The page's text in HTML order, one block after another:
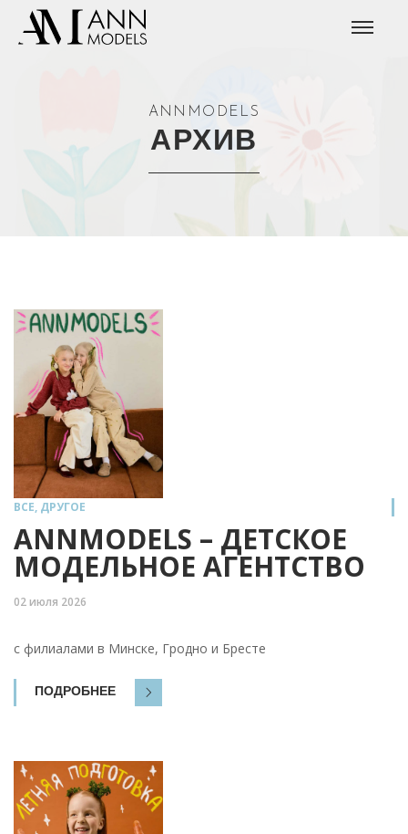
ANNMODELS
АРХИВ
ВСЕ, ДРУГОЕ
ANNMODELS – ДЕТСКОЕ
МОДЕЛЬНОЕ АГЕНТСТВО
02 июля 2026
с филиалами в Минске, Гродно и Бресте
ПОДРОБНЕЕ